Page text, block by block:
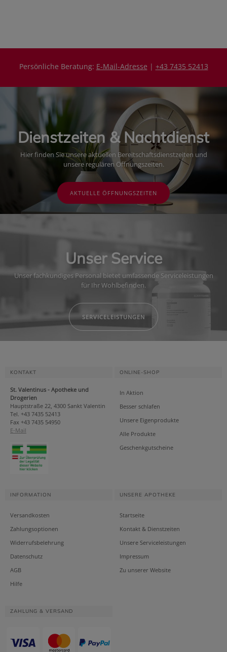
Persönliche Beratung: E-Mail-Adresse | +43 7435 52413
Dienstzeiten & Nachtdienst
Hier finden Sie unsere aktuellen Bereitschaftsdienstzeiten und
unsere regulären Öffnungszeiten.
AKTUELLE ÖFFNUNGSZEITEN
Unser Service
Unser fachkundiges Personal bietet umfassende Serviceleistungen
für Ihr Wohlbefinden.
SERVICELEISTUNGEN
KONTAKT
St. Valentinus - Apotheke und
Drogerien
Hauptstraße 22, 4300 Sankt Valentin
Tel. +43 7435 52413
Fax +43 7435 54950
E-Mail
ONLINE-SHOP
In Aktion
Besser schlafen
Unsere Eigenprodukte
Alle Produkte
Geschenkgutscheine
INFORMATION
Versandkosten
Zahlungsoptionen
Widerrufsbelehrung
Datenschutz
AGB
Hilfe
UNSERE APOTHEKE
Startseite
Kontakt & Dienstzeiten
Unsere Serviceleistungen
Impressum
Zu unserer Website
ZAHLUNG & VERSAND